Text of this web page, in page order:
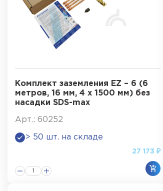
Комплект заземления EZ – 6 (6
метров, 16 мм, 4 х 1500 мм) без
насадки SDS-max
Арт.: 60252
> 50 шт. на складе
27 173 ₽